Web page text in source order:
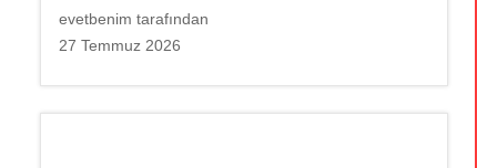
evetbenim tarafından
27 Temmuz 2026